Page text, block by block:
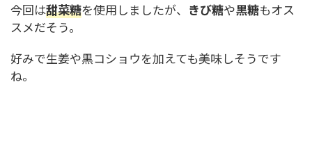
今回は甜菜糖を使用しましたが、 きび糖や黒糖もオス
スメだそう。
好みで生姜や黒コショウを加えても美味しそうです
ね。